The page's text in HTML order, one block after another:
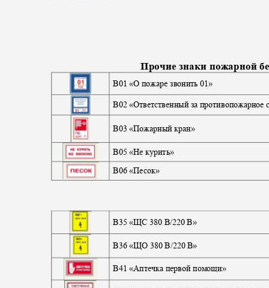
Прочие знаки пожарной
B01«О пожаре звонить 01»
B02 «Ответственный за
B03«Пожарный кран»
B05«Не курить»
B06«Песок»
B35«ЩС 380 В/220 В»
B36 «ЩО 380 В/220 В»
B41 «Аптечка первой помощи»